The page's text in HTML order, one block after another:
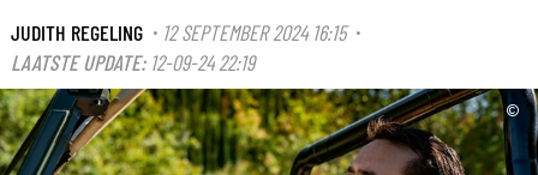
JUDITH REGELING · 12 SEPTEMBER 2024 16:15·
LAATSTE UPDATE: 12-09-24 22:19
©